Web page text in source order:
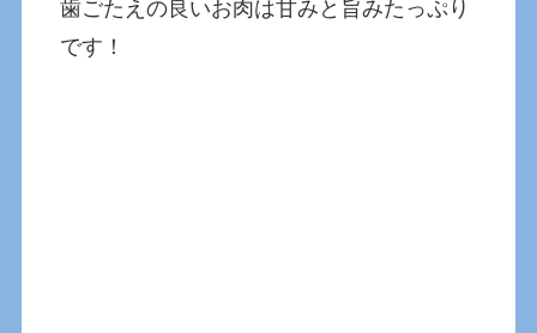
歯ごたえの良いお肉は甘みと旨みたっぷり
です！